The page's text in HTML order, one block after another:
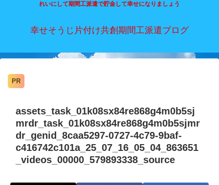
れいにして期間工派遣で貯金して幸せになりましょう
幸せそうじ片付け共創期間工派遣ブログ
PR
assets_task_01k08sx84re868g4m0b5sj
mrdr_task_01k08sx84re868g4m0b5sjmr
dr_genid_8caa5297-0727-4c79-9baf-
c416742c101a_25_07_16_05_04_863651
_videos_00000_579893338_source